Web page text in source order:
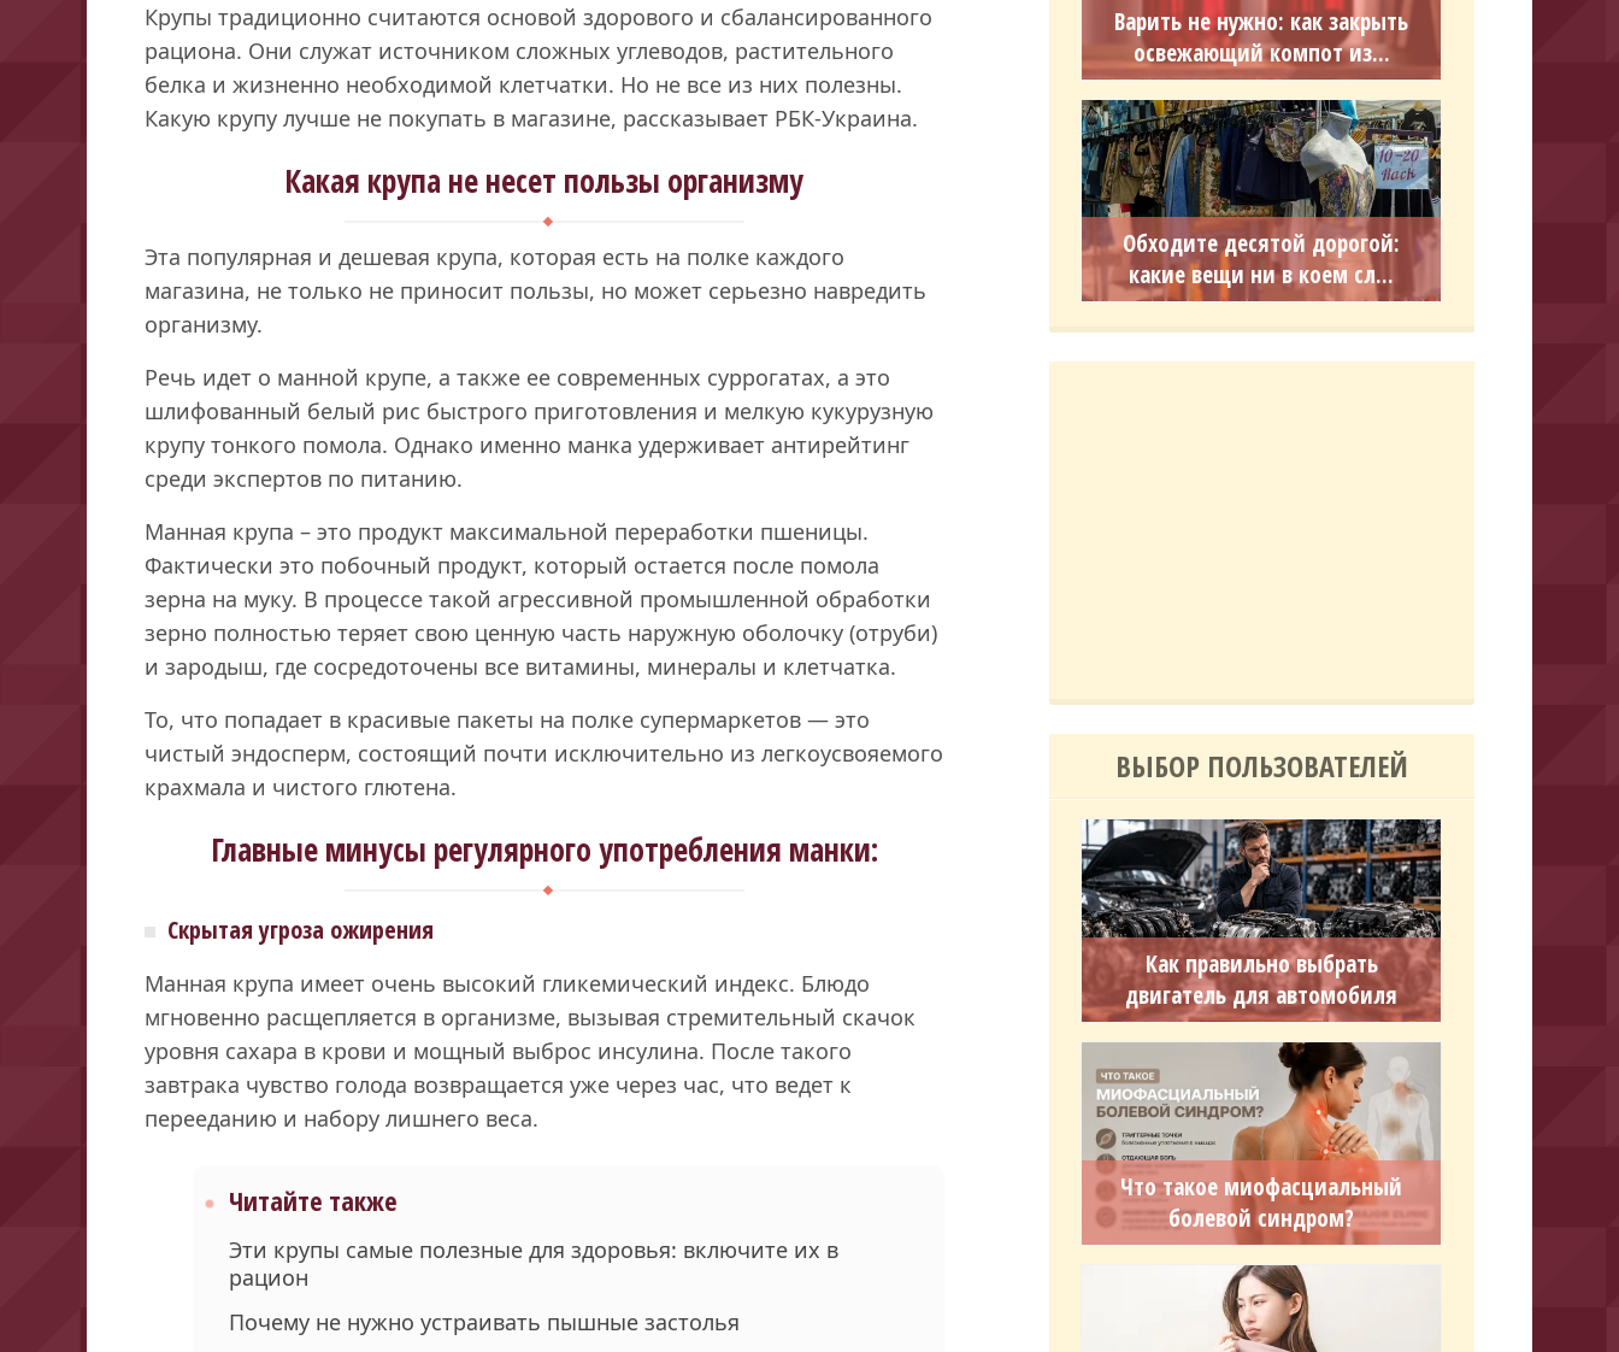
Крупы традиционно считаются основой здорового и сбалансированного
рациона. Они служат источником сложных углеводов, растительного
белка и жизненно необходимой клетчатки. Но не все из них полезны.
Какую крупу лучше не покупать в магазине, рассказывает РБК-Украина.
Какая крупа не несет пользы организму
Эта популярная и дешевая крупа, которая есть на полке каждого
магазина, не только не приносит пользы, но может серьезно навредить
организму.
Речь идет о манной крупе, а также ее современных суррогатах, а это
шлифованный белый рис быстрого приготовления и мелкую кукурузную
крупу тонкого помола. Однако именно манка удерживает антирейтинг
среди экспертов по питанию.
Манная крупа – это продукт максимальной переработки пшеницы.
Фактически это побочный продукт, который остается после помола
зерна на муку. В процессе такой агрессивной промышленной обработки
зерно полностью теряет свою ценную часть наружную оболочку (отруби)
и зародыш, где сосредоточены все витамины, минералы и клетчатка.
То, что попадает в красивые пакеты на полке супермаркетов — это
чистый эндосперм, состоящий почти исключительно из легкоусвояемого
крахмала и чистого глютена.
Главные минусы регулярного употребления манки:
Скрытая угроза ожирения
Манная крупа имеет очень высокий гликемический индекс. Блюдо
мгновенно расщепляется в организме, вызывая стремительный скачок
уровня сахара в крови и мощный выброс инсулина. После такого
завтрака чувство голода возвращается уже через час, что ведет к
перееданию и набору лишнего веса.
Читайте также
Эти крупы самые полезные для здоровья: включите их в
рацион
Почему не нужно устраивать пышные застолья
Варить не нужно: как закрыть
освежающий компот из...
Обходите десятой дорогой:
какие вещи ни в коем сл...
ВЫБОР ПОЛЬЗОВАТЕЛЕЙ
Как правильно выбрать
двигатель для автомобиля
Что такое миофасциальный
болевой синдром?